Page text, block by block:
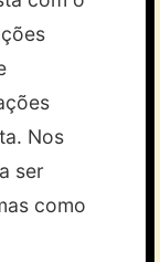
Nos
ser
como